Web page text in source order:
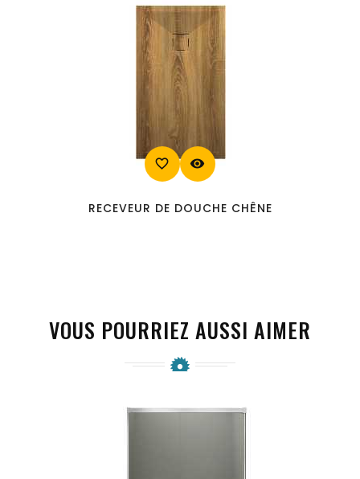
favorite_border visibility
RECEVEUR DE DOUCHE CHÊNE
VOUS POURRIEZ AUSSI AIMER